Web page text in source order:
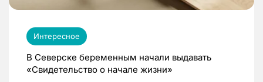
Интересное
В Северске беременным начали выдавать
«Свидетельство о начале жизни»